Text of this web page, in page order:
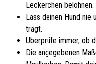
Leckerchen belohnen.
Lass deinen Hund nie
trägt.
Überprüfe immer, ob
Die angegebenen